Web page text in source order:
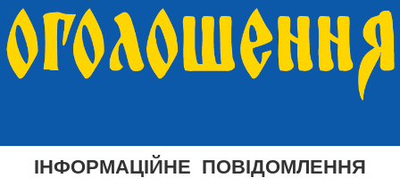
ІНФОРМАЦІЙНЕ ПОВІДОМЛЕННЯ